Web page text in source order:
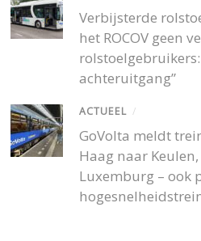
Verbijsterde
het ROCOV geen
rolstoelgebruikers:
achteruitgang”
ACTUEEL /
GoVolta meldt
Haag naar
Luxemburg – ook